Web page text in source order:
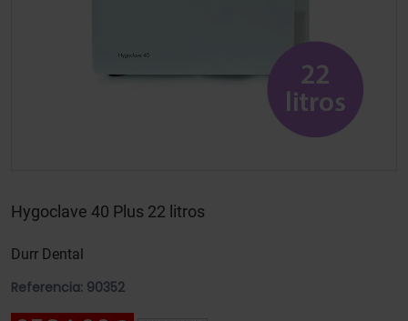
Hygoclave 40 Plus 22 litros
Durr Dental
Referencia: 90352